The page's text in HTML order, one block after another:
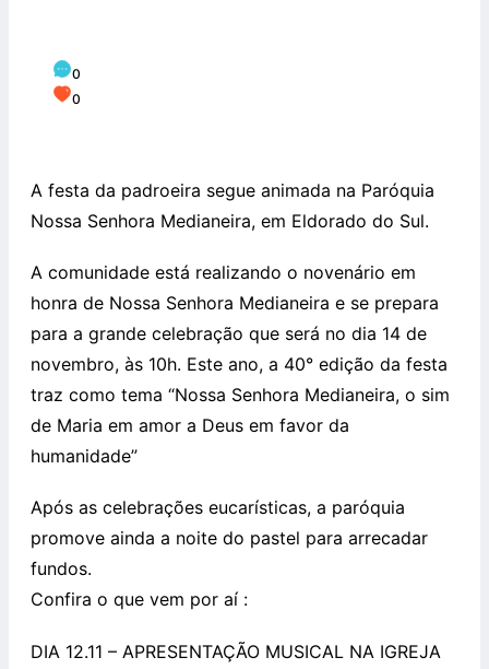
0
0
A festa da padroeira segue animada na Paróquia
Nossa Senhora Medianeira, em Eldorado do Sul.
A comunidade está realizando o novenário em
honra de Nossa Senhora Medianeira e se prepara
para a grande celebração que será no dia 14 de
novembro, às 10h. Este ano, a 40° edição da festa
traz como tema “Nossa Senhora Medianeira, o sim
de Maria em amor a Deus em favor da
humanidade”
Após as celebrações eucarísticas, a paróquia
promove ainda a noite do pastel para arrecadar
fundos.
Confira o que vem por aí :
DIA 12.11 – APRESENTAÇÃO MUSICAL NA IGREJA